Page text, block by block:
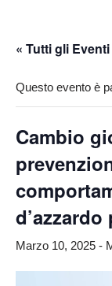
« Tutti gli Eventi
Questo evento è
Cambio
Marzo 10, 2025 -